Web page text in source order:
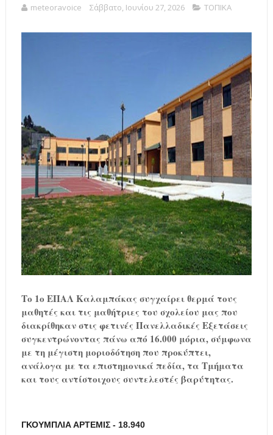
meteoravoice Σάββατο, Ιουνίου 27, 2026 ΤΟΠΙΚΑ
Το 1ο ΕΠΑΛ Καλαμπάκας συγχαίρει θερμά τους
μαθητές και τις μαθήτριες του σχολείου μας που
διακρίθηκαν στις φετινές Πανελλαδικές Εξετάσεις
συγκεντρώνοντας πάνω από 16.000 μόρια, σύμφωνα
με τη μέγιστη μοριοδότηση που προκύπτει,
ανάλογα με τα επιστημονικά πεδία, τα Τμήματα
και τους αντίστοιχους συντελεστές βαρύτητας.
ΓΚΟΥΜΠΛΙΑ ΑΡΤΕΜΙΣ- 18.940